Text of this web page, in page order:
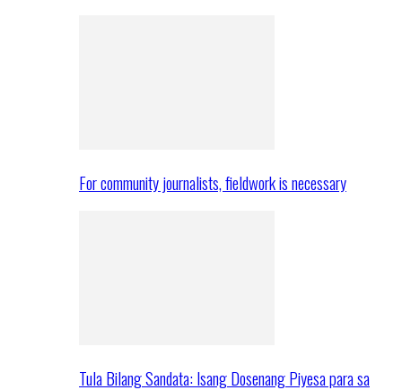
For community journalists, fieldwork is necessary
Tula Bilang Sandata: Isang Dosenang Piyesa para sa